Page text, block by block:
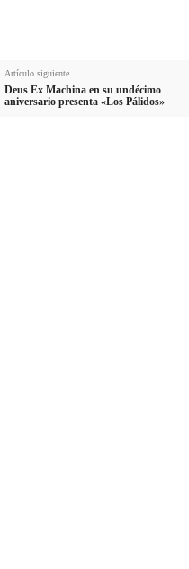
Artículo siguiente
Deus Ex Machina en su undécimo
aniversario presenta «Los Pálidos»